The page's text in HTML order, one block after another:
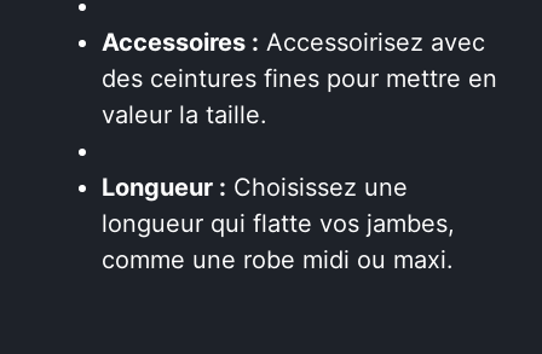
Accessoires : Accessoirisez avec
des ceintures fines pour mettre en
valeur la taille.
Longueur : Choisissez une
longueur qui flatte vos jambes,
comme une robe midi ou maxi.